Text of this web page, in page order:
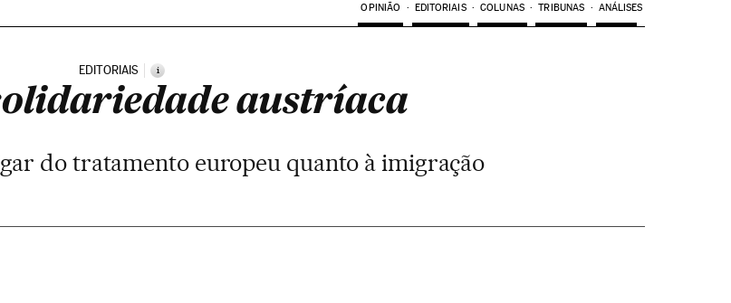
OPINIÃO EDITORIAIS COLUNAS TRIBUNAS ANÁLISES
EDITORIAIS i
austríaca
do tratamento europeu quanto à imigração